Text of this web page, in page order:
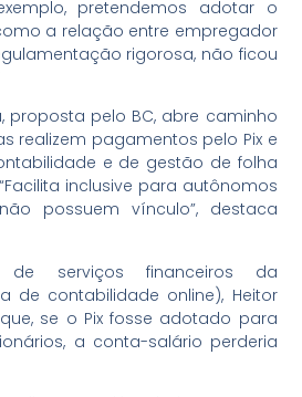
pretendemos adotar o
a relação entre empregador
rigorosa, não ficou
proposta pelo BC, abre caminho
realizem pagamentos pelo Pix e
e de gestão de folha
inclusive para autônomos
possuem vínculo”, destaca
de serviços financeiros da
de contabilidade online), Heitor
se o Pix fosse adotado para
a conta-salário perderia